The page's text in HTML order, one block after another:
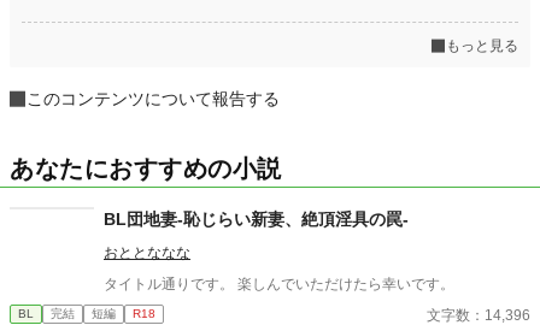
もっと見る
このコンテンツについて報告する
あなたにおすすめの小説
BL団地妻-恥じらい新妻、絶頂淫具の罠-
おととななな
タイトル通りです。 楽しんでいただけたら幸いです。
BL 完結 短編 R18 文字数：14,396